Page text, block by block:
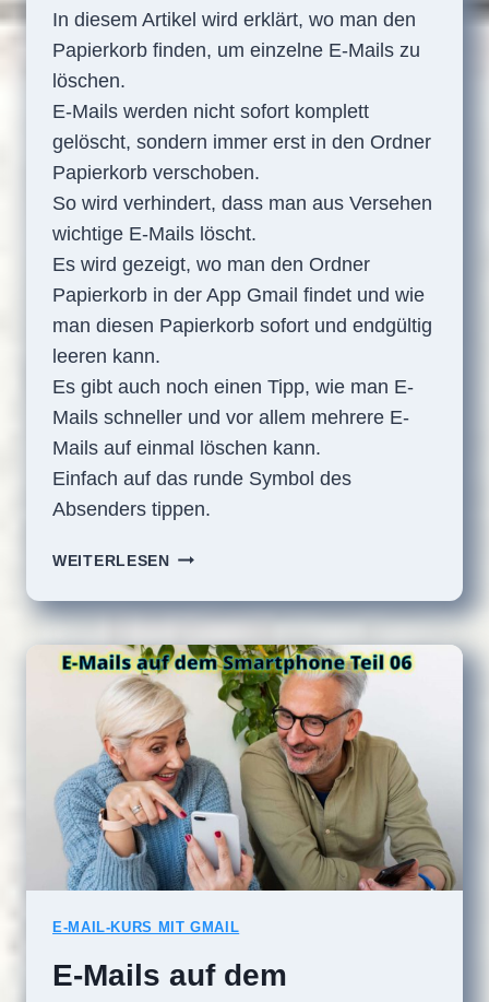
In diesem Artikel wird erklärt, wo man den
Papierkorb finden, um einzelne E-Mails zu
löschen.
E-Mails werden nicht sofort komplett
gelöscht, sondern immer erst in den Ordner
Papierkorb verschoben.
So wird verhindert, dass man aus Versehen
wichtige E-Mails löscht.
Es wird gezeigt, wo man den Ordner
Papierkorb in der App Gmail findet und wie
man diesen Papierkorb sofort und endgültig
leeren kann.
Es gibt auch noch einen Tipp, wie man E-
Mails schneller und vor allem mehrere E-
Mails auf einmal löschen kann.
Einfach auf das runde Symbol des
Absenders tippen.
WEITERLESENE-
AUF
SMARTPHONE
TEIL
07
E-MAIL-KURS MIT GMAIL
E-Mails auf dem